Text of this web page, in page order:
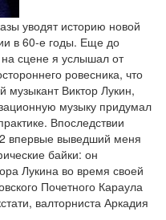
уводят историю новой
в 60-е годы. Еще до
сцене я услышал от
ровесника, что
музыкант Виктор Лукин,
музыку придумал
Впоследствии
впервые выведший меня
байки: он
Лукина во время своей
Почетного Караула
валторниста Аркадия